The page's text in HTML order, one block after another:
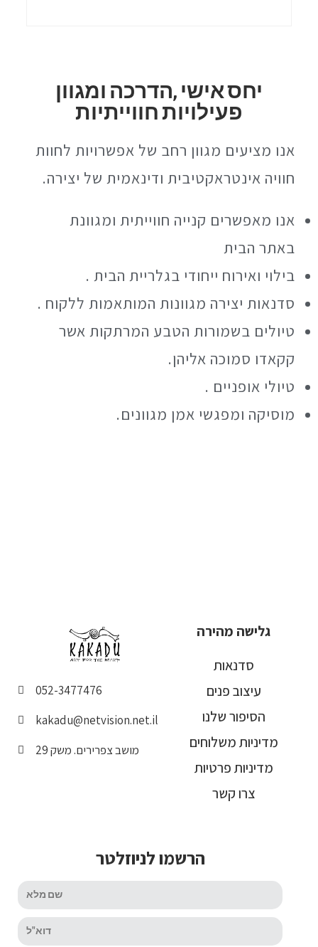
יחס אישי ,הדרכה ומגוון
פעילויות חווייתיות
אנו מציעים מגוון רחב של אפשרויות לחוות
חוויה אינטראקטיבית ודינאמית של יצירה.
אנו מאפשרים קנייה חווייתית ומגוונת
באתר הבית
בילוי ואירוח ייחודי בגלריית הבית .
סדנאות יצירה מגוונות המותאמות ללקוח .
טיולים בשמורות הטבע המרתקות אשר
קקאדו סמוכה אליהן.
טיולי אופניים .
מוסיקה ומפגשי אמן מגוונים.
052-3477476
kakadu@netvision.net.il
מושב צפרירים. משק 29
גלישה מהירה
סדנאות
עיצוב פנים
הסיפור שלנו
מדיניות משלוחים
מדיניות פרטיות
צרו קשר
הרשמו לניוזלטר